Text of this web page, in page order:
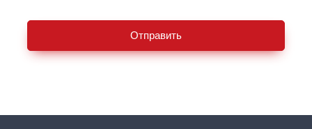
Отправить